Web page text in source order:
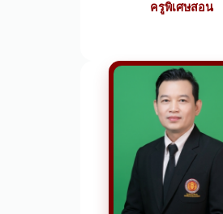
ครูพิเศษสอน